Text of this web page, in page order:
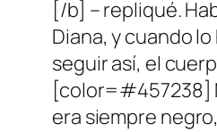
[/b] – repliqué.
Diana, y cuando
seguir así, el
[color=#457238]
era siempre